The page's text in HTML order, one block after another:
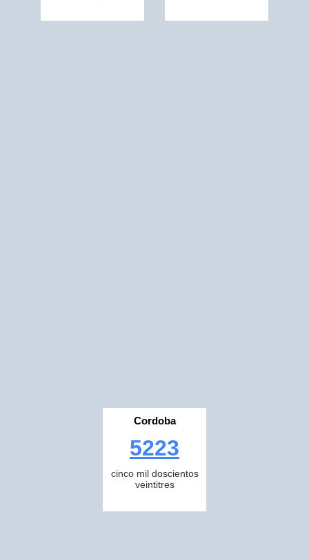
Cordoba
5223
cinco mil doscientos
veintitres